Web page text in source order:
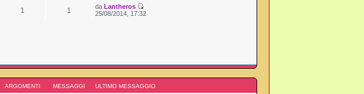
1 1 daLantheros
25/08/2014, 17:32
ARGOMENTI MESSAGGI ULTIMO MESSAGGIO